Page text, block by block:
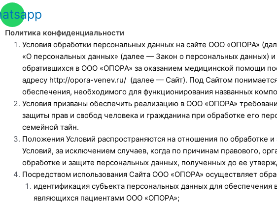
Политика конфиденциальности
Условия обработки персональных данных на сайте ООО «ОПОРА»
«О персональных данных» (далее — Закон о персональных
обратившихся в ООО «ОПОРА» за оказанием медицинской помощи
адресу http://opora-venev.ru/ (далее — Сайт). Под Сайтом
обеспечения, необходимого для функционирования названных
Условия призваны обеспечить реализацию в ООО «ОПОРА»
защиты прав и свобод человека и гражданина при обработке его
семейной тайн.
Положения Условий распространяются на отношения по обработке
Условий, за исключением случаев, когда по причинам правового,
обработке и защите персональных данных, полученных до ее
Посредством использования Сайта ООО «ОПОРА» осуществляет
идентификация субъекта персональных данных для
являющихся пациентами ООО «ОПОРА»;